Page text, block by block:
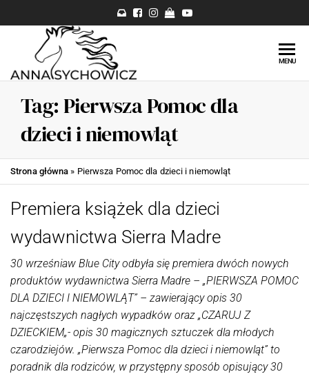
Anna
Sychowicz
::
Fotografia
jeździecka,
artystyczne
zdjęcia
koni i sesje
z końmi.
Fotografia
psów,
zdjęcia
psów.
fotografia
zdjęcia koni,
zdjęcia ze
zwierzętami,
psów, zdjęcia
psów. ::
Warszawa ::
Sochaczew ::
Błonie ::
Łowicz ::
Skierniewice
:: Żyrardów ::
Grodzisk
Mazowiecki
:: Piaseczno
MENU
Tag:Pierwsza Pomoc dla
dzieci i niemowląt
Strona główna » Pierwsza Pomoc dla dzieci i niemowląt
Premiera książek dla dzieci
wydawnictwa Sierra Madre
30 wrześniaw Blue City odbyła się premiera dwóch nowych
produktów wydawnictwa Sierra Madre – „PIERWSZA POMOC
DLA DZIECI I NIEMOWLĄT” – zawierający opis 30
najczęstszych nagłych wypadków oraz „CZARUJ Z
DZIECKIEM„- opis 30 magicznych sztuczek dla młodych
czarodziejów. „Pierwsza Pomoc dla dzieci i niemowląt” to
poradnik dla rodziców, w przystępny sposób opisujący 30